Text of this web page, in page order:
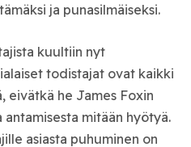
ja punasilmäiseksi.
kuultiin nyt
todistajat ovat kaikki
eivätkä he James Foxin
antamisesta mitään hyötyä.
asiasta puhuminen on